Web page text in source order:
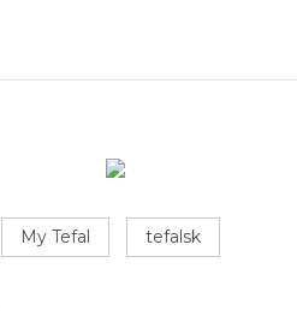
My Tefal tefalsk